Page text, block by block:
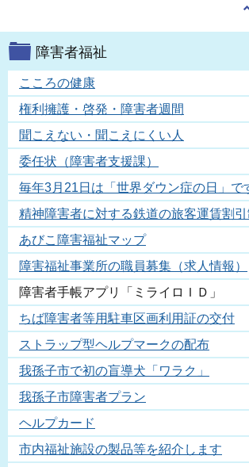
障害者福祉
こころの健康
権利擁護・啓発・障害者週間
聞こえない・聞こえにくい人
委任状（障害者支援課）
毎年3月21日は「世界ダウン症の日」で
精神障害者に対する鉄道の旅客運賃割
あびこ障害福祉マップ
障害福祉事業所の職員募集（求人情報）
障害者手帳アプリ「ミライロＩＤ」
ちば障害者等用駐車区画利用証の交付
ストラップ型ヘルプマークの配布
我孫子市で初の盲導犬「ワラク」
我孫子市障害者プラン
ヘルプカード
市内福祉施設の製品等を紹介します